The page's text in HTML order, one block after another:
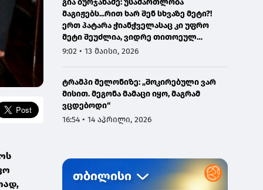
გია ბურჯანაძე: უსამართლობა
მაგიჟებს...რით ხარ შენ სხვაზე მეტი?!
ერთ პატარა ჭიანჭველასაც კი უფრო
მეტი შეუძლია, ვიდრე თითოეულ
ჩვენგანს...
9:02 • 13 მაისი, 2026
ტრამპი მელონიზე: „შოკირებული ვარ
მისით. მეგონა მამაცი იყო, მაგრამ
ვცდებოდი“
16:54 • 14 აპრილი, 2026